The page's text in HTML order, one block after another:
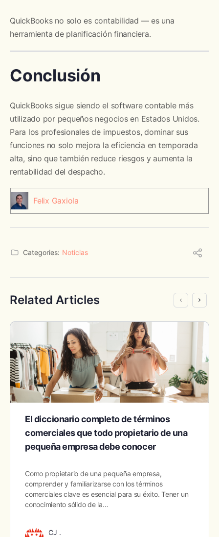
QuickBooks no solo es contabilidad — es una
herramienta de planificación financiera.
Conclusión
QuickBooks sigue siendo el software contable más
utilizado por pequeños negocios en Estados Unidos.
Para los profesionales de impuestos, dominar sus
funciones no solo mejora la eficiencia en temporada
alta, sino que también reduce riesgos y aumenta la
rentabilidad del despacho.
Felix Gaxiola
Categories: Noticias
Related Articles
El diccionario completo de términos
comerciales que todo propietario de una
pequeña empresa debe conocer
Como propietario de una pequeña empresa,
comprender y familiarizarse con los términos
comerciales clave es esencial para su éxito. Tener un
conocimiento sólido de la…
CJ .